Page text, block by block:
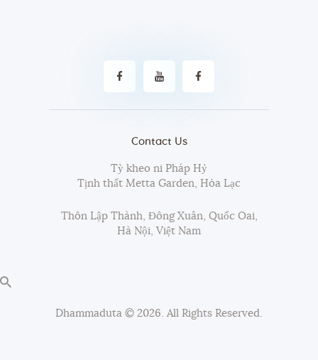
Contact Us
Tỳ kheo ni Pháp Hỷ
Tịnh thất Metta Garden, Hòa Lạc
Thôn Lập Thành, Đông Xuân, Quốc Oai,
Hà Nội, Việt Nam
Dhammaduta © 2026. All Rights Reserved.